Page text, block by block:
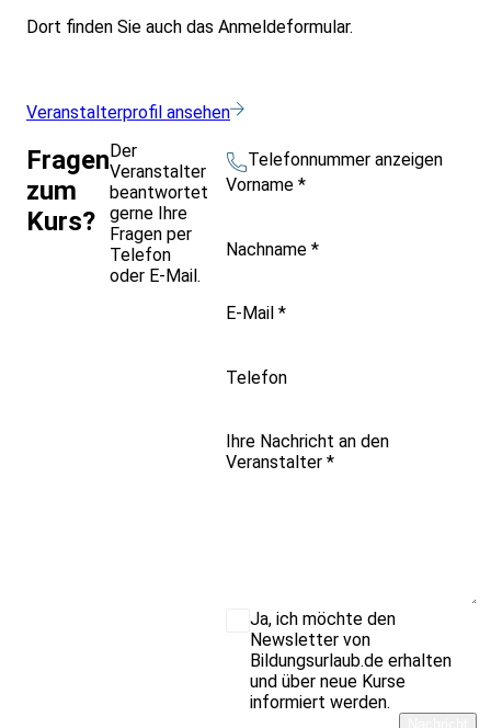
Dort finden Sie auch das Anmeldeformular.
Veranstalterprofil ansehen
Fragen
zum
Kurs?
Der
Veranstalter
beantwortet
gerne Ihre
Fragen per
Telefon
oder E-Mail.
Telefonnummer anzeigen
Vorname *
Nachname *
E-Mail *
Telefon
Ihre Nachricht an den
Veranstalter *
Ja, ich möchte den
Newsletter von
Bildungsurlaub.de erhalten
und über neue Kurse
informiert werden.